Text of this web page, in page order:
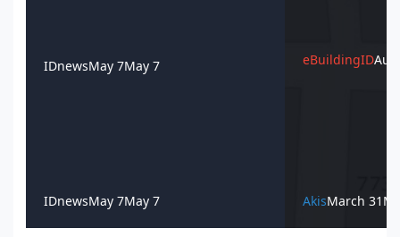
IDnewsMay 7May 7
IDnewsMay 7May 7
eBuildingID
AkisMarch 31